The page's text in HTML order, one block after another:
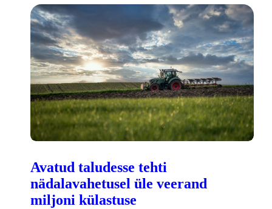
Avatud taludesse tehti
nädalavahetusel üle veerand
miljoni külastuse